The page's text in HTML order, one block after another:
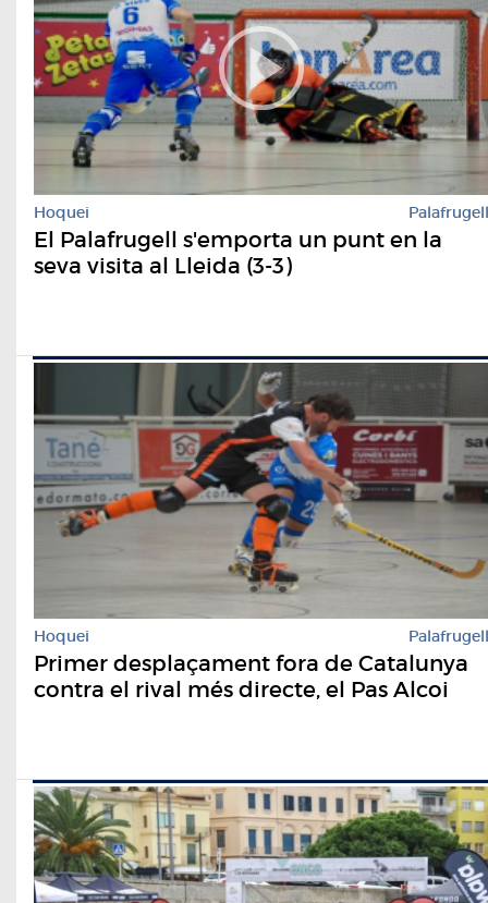
Hoquei Palafrugell
El Palafrugell s'emporta un punt en la
seva visita al Lleida (3-3)
Hoquei Palafrugell
Primer desplaçament fora de Catalunya
contra el rival més directe, el Pas Alcoi